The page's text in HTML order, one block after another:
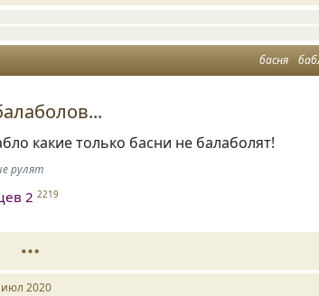
басня
какие только басни не балаболят!
рулят
2 2219
июл 2020